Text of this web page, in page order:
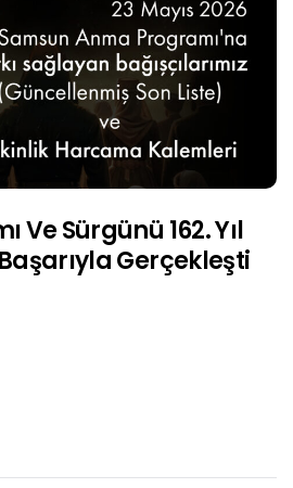
Ve Sürgünü 162. Yıl
Gerçekleşti